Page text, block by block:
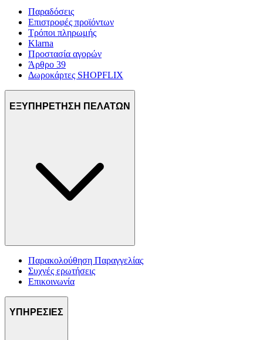
Παραδόσεις
Επιστροφές προϊόντων
Τρόποι πληρωμής
Klarna
Προστασία αγορών
Άρθρο 39
Δωροκάρτες SHOPFLIX
ΕΞΥΠΗΡΕΤΗΣΗ ΠΕΛΑΤΩΝ
Παρακολούθηση Παραγγελίας
Συχνές ερωτήσεις
Επικοινωνία
ΥΠΗΡΕΣΙΕΣ